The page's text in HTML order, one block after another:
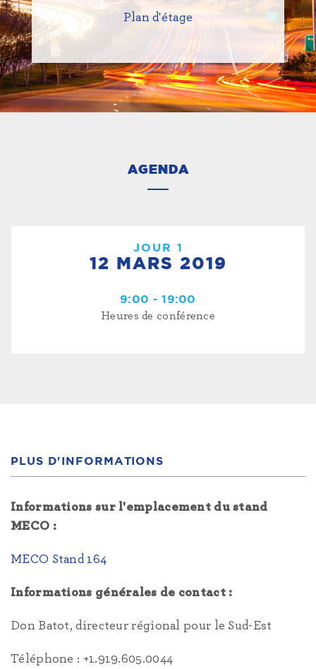
Plan d'étage
AGENDA
JOUR 1
12 MARS 2019
9:00 - 19:00
Heures de conférence
PLUS D'INFORMATIONS
Informations sur l'emplacement du stand
MECO :
MECO Stand 164
Informations générales de contact :
Don Batot, directeur régional pour le Sud-Est
Téléphone : +1.919.605.0044